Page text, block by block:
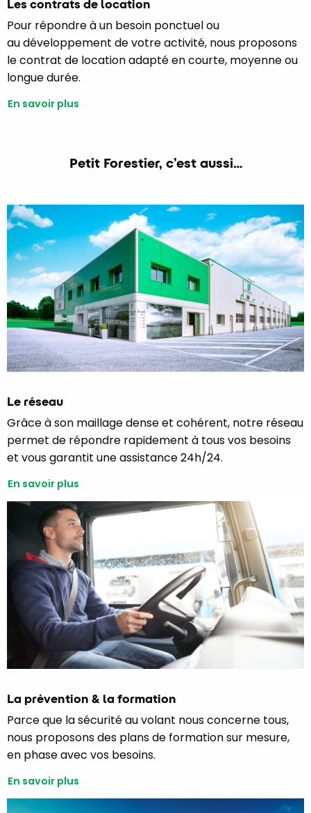
Les contrats de location
Pour répondre à un besoin ponctuel ou
au développement de votre activité, nous proposons
le contrat de location adapté en courte, moyenne ou
longue durée.
En savoir plus
Petit Forestier, c’est aussi…
Le réseau
Grâce à son maillage dense et cohérent, notre réseau
permet de répondre rapidement à tous vos besoins
et vous garantit une assistance 24h/24.
En savoir plus
La prévention & la formation
Parce que la sécurité au volant nous concerne tous,
nous proposons des plans de formation sur mesure,
en phase avec vos besoins.
En savoir plus